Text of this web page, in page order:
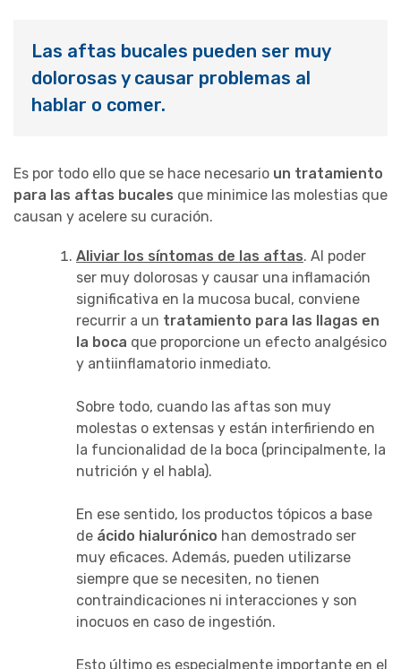
Las aftas bucales pueden ser muy
dolorosas y causar problemas al
hablar o comer.
Es por todo ello que se hace necesario un tratamiento
para las aftas bucales que minimice las molestias que
causan y acelere su curación.
Aliviar los síntomas de las aftas. Al poder
ser muy dolorosas y causar una inflamación
significativa en la mucosa bucal, conviene
recurrir a un tratamiento para las llagas en
la boca que proporcione un efecto analgésico
y antiinflamatorio inmediato.
Sobre todo, cuando las aftas son muy
molestas o extensas y están interfiriendo en
la funcionalidad de la boca (principalmente, la
nutrición y el habla).
En ese sentido, los productos tópicos a base
de ácido hialurónico han demostrado ser
muy eficaces. Además, pueden utilizarse
siempre que se necesiten, no tienen
contraindicaciones ni interacciones y son
inocuos en caso de ingestión.
Esto último es especialmente importante en el